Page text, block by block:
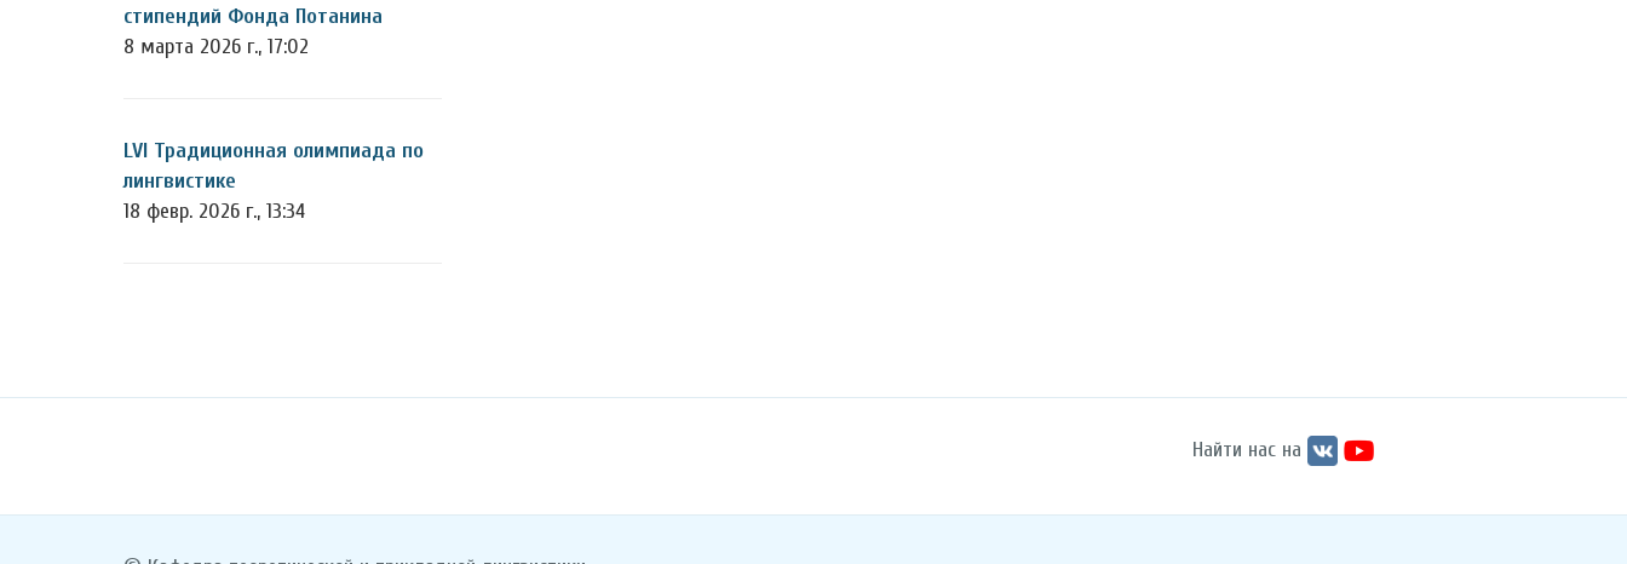
стипендий Фонда Потанина
8 марта 2026 г., 17:02
LVI Традиционная олимпиада по
лингвистике
18 февр. 2026 г., 13:34
Найти нас на